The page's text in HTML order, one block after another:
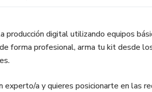
producción digital utilizando equipos
forma profesional, arma tu kit desde
experto/a y quieres posicionarte en las